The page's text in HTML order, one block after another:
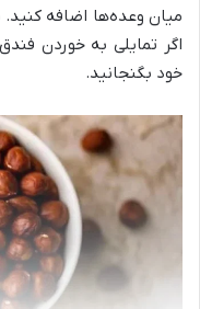
میان وعده‌ها اضافه کنید.
اگر تمایلی به خوردن
خود بگنجانید.